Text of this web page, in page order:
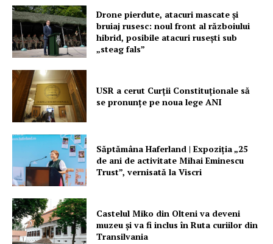
FREEDOM HOUSE ROMÂNIA
PRESShub
Despre noi / Echipa
Proiecte editoriale
Rețea
Contact
Drone pierdute, atacuri mascate și
bruiaj rusesc: noul front al războiului
hibrid, posibile atacuri rusești sub
„steag fals”
USR a cerut Curții Constituționale să
se pronunțe pe noua lege ANI
Săptămâna Haferland | Expoziţia „25
de ani de activitate Mihai Eminescu
Trust”, vernisată la Viscri
Castelul Miko din Olteni va deveni
muzeu şi va fi inclus în Ruta curiilor din
Transilvania